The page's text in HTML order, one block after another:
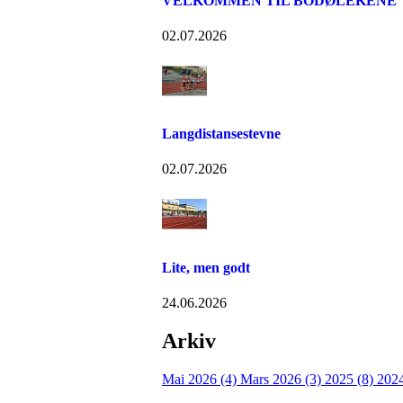
02.07.2026
Langdistansestevne
02.07.2026
Lite, men godt
24.06.2026
Arkiv
Mai 2026 (4) Mars 2026 (3) 2025 (8)